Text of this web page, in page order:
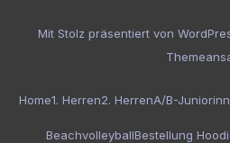
Mit Stolz präsentiert von
Home1. Herren2. HerrenA/B-
BeachvolleyballBestellung